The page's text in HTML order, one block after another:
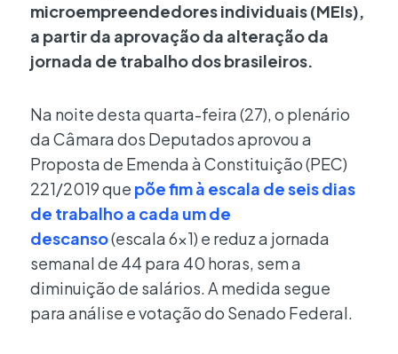
microempreendedores individuais (MEIs),
a partir da aprovação da alteração da
jornada de trabalho dos brasileiros.
Na noite desta quarta-feira (27), o plenário
da Câmara dos Deputados aprovou a
Proposta de Emenda à Constituição (PEC)
221/2019 que põe fim à escala de seis dias
de trabalho a cada um de
descanso(escala 6×1) e reduz a jornada
semanal de 44 para 40 horas, sem a
diminuição de salários. A medida segue
para análise e votação do Senado Federal.